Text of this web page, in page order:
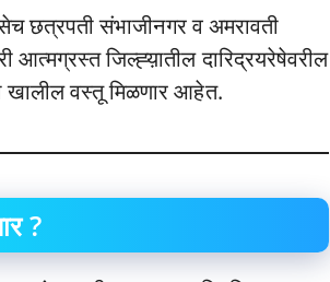
छत्रपती संभाजीनगर व अमरावती
आत्मग्रस्त जिल्ह्य़ातील दारिद्रयरेषेवरील
खालील वस्तू मिळणार आहेत.
?